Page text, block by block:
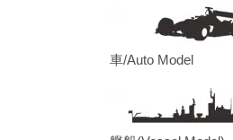
車/Auto Model